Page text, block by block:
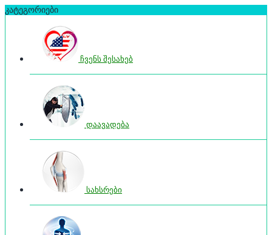
კატეგორიები
ჩვენს შესახებ
დაავადება
სახსრები